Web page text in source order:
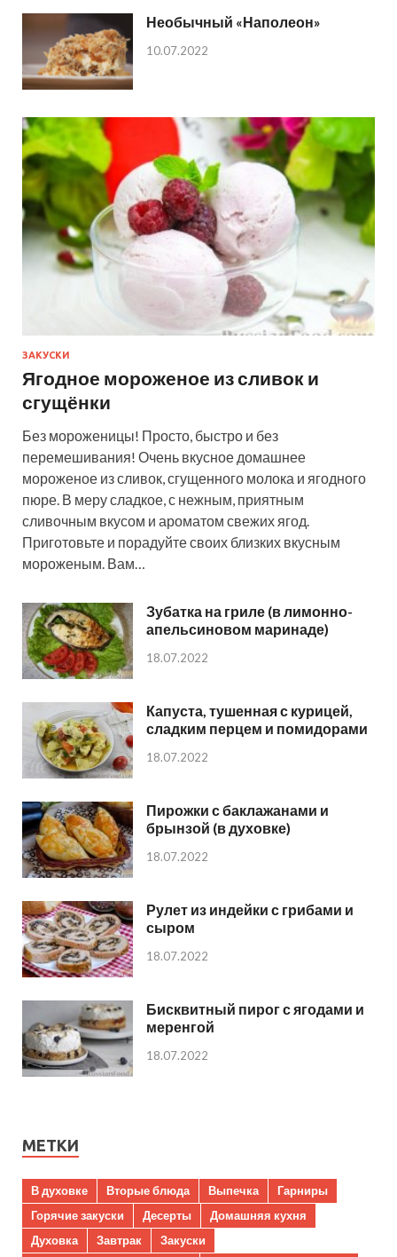
Необычный «Наполеон»
10.07.2022
ЗАКУСКИ
Ягодное мороженое из сливок и
сгущёнки
Без мороженицы! Просто, быстро и без
перемешивания! Очень вкусное домашнее
мороженое из сливок, сгущенного молока и ягодного
пюре. В меру сладкое, с нежным, приятным
сливочным вкусом и ароматом свежих ягод.
Приготовьте и порадуйте своих близких вкусным
мороженым. Вам…
Зубатка на гриле (в лимонно-
апельсиновом маринаде)
18.07.2022
Капуста, тушенная с курицей,
сладким перцем и помидорами
18.07.2022
Пирожки с баклажанами и
брынзой (в духовке)
18.07.2022
Рулет из индейки с грибами и
сыром
18.07.2022
Бисквитный пирог с ягодами и
меренгой
18.07.2022
МЕТКИ
В духовке Вторые блюда Выпечка
Гарниры
Горячие закуски
Десерты
Домашняя кухня
Духовка
Завтрак
Закуски